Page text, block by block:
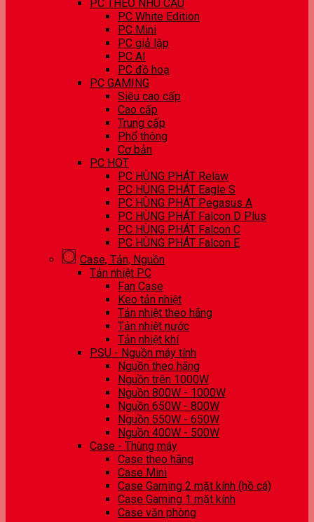
PC THEO NHU CẦU
PC White Edition
PC Mini
PC giả lập
PC AI
PC đồ hoạ
PC GAMING
Siêu cao cấp
Cao cấp
Trung cấp
Phổ thông
Cơ bản
PC HOT
PC HÙNG PHÁT Relaw
PC HÙNG PHÁT Eagle S
PC HÙNG PHÁT Pegasus A
PC HÙNG PHÁT Falcon D Plus
PC HÙNG PHÁT Falcon C
PC HÙNG PHÁT Falcon E
Case, Tản, Nguồn
Tản nhiệt PC
Fan Case
Keo tản nhiệt
Tản nhiệt theo hãng
Tản nhiệt nước
Tản nhiệt khí
PSU - Nguồn máy tính
Nguồn theo hãng
Nguồn trên 1000W
Nguồn 800W - 1000W
Nguồn 650W - 800W
Nguồn 550W - 650W
Nguồn 400W - 500W
Case - Thùng máy
Case theo hãng
Case Mini
Case Gaming 2 mặt kính (hồ cá)
Case Gaming 1 mặt kính
Case văn phòng